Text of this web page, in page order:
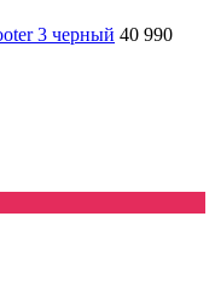
3 черный 40 990